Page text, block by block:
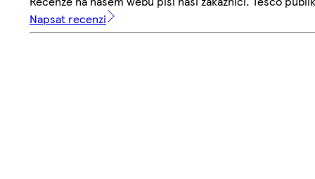
Napsat recenzi